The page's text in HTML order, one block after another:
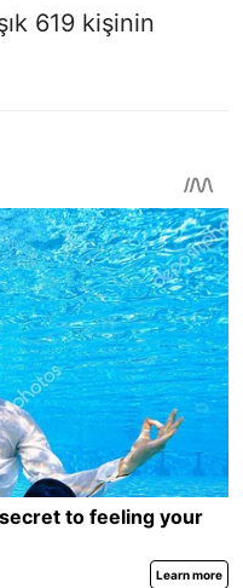
619 kişinin